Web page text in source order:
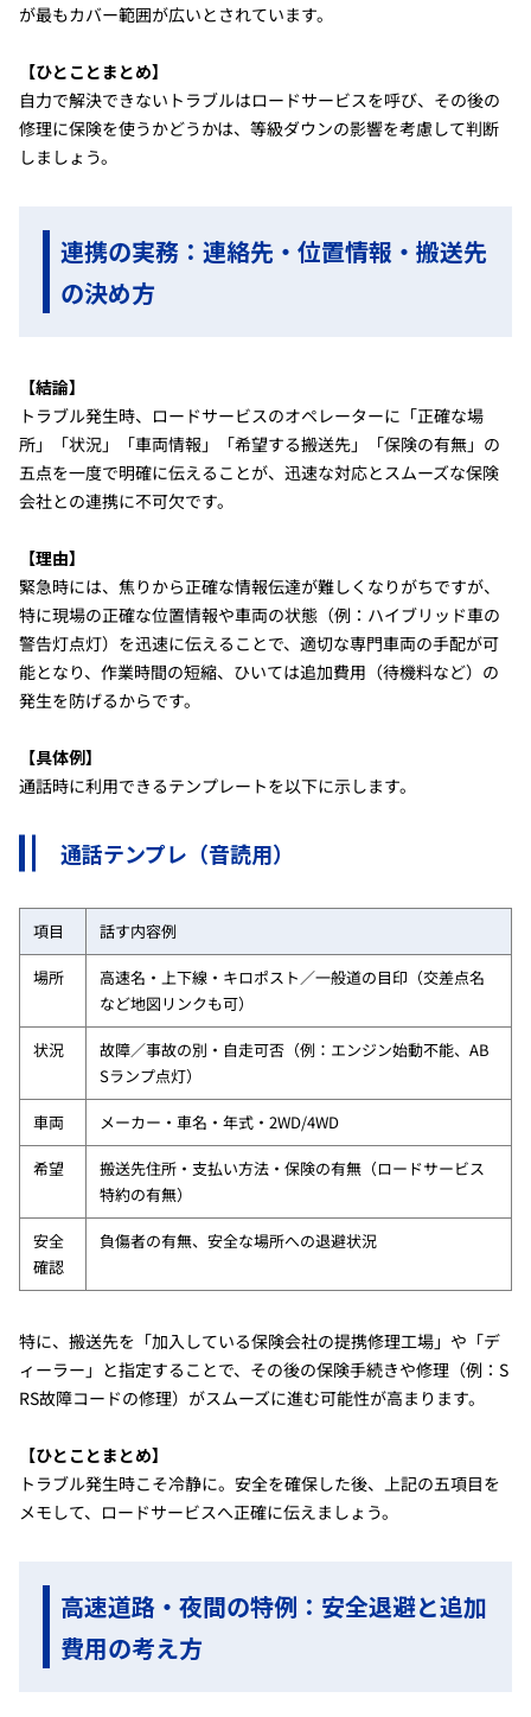
が最もカバー範囲が広いとされています。
【ひとことまとめ】
自力で解決できないトラブルはロードサービスを呼び、その後の
修理に保険を使うかどうかは、等級ダウンの影響を考慮して判断
しましょう。
連携の実務：連絡先・位置情報・搬送先
の決め方
【結論】
トラブル発生時、ロードサービスのオペレーターに「正確な場
所」「状況」「車両情報」「希望する搬送先」「保険の有無」の
五点を一度で明確に伝えることが、迅速な対応とスムーズな保険
会社との連携に不可欠です。
【理由】
緊急時には、焦りから正確な情報伝達が難しくなりがちですが、
特に現場の正確な位置情報や車両の状態（例：ハイブリッド車の
警告灯点灯）を迅速に伝えることで、適切な専門車両の手配が可
能となり、作業時間の短縮、ひいては追加費用（待機料など）の
発生を防げるからです。
【具体例】
通話時に利用できるテンプレートを以下に示します。
通話テンプレ（音読用）
項目 話す内容例
場所
高速名・上下線・キロポスト／一般道の目印（交差点名
など地図リンクも可）
状況
故障／事故の別・自走可否（例：エンジン始動不能、AB
Sランプ点灯）
車両 メーカー・車名・年式・2WD/4WD
希望
搬送先住所・支払い方法・保険の有無（ロードサービス
特約の有無）
安全
確認
負傷者の有無、安全な場所への退避状況
特に、搬送先を「加入している保険会社の提携修理工場」や「デ
ィーラー」と指定することで、その後の保険手続きや修理（例：S
RS故障コードの修理）がスムーズに進む可能性が高まります。
【ひとことまとめ】
トラブル発生時こそ冷静に。安全を確保した後、上記の五項目を
メモして、ロードサービスへ正確に伝えましょう。
高速道路・夜間の特例：安全退避と追加
費用の考え方